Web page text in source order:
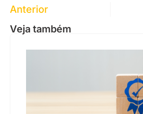
Anterior
Veja também